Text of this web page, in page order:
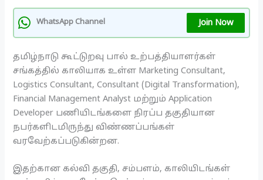
WhatsApp Channel Join Now
தமிழ்நாடு கூட்டுறவு பால் உற்பத்தியாளர்கள்
சங்கத்தில் காலியாக உள்ள Marketing Consultant,
Logistics Consultant, Consultant (Digital Transformation),
Financial Management Analyst மற்றும் Application
Developer பணியிடங்களை நிரப்ப தகுதியான
நபர்களிடமிருந்து விண்ணப்பங்கள்
வரவேற்கப்படுகின்றன.
இதற்கான கல்வி தகுதி, சம்பளம், காலியிடங்கள்